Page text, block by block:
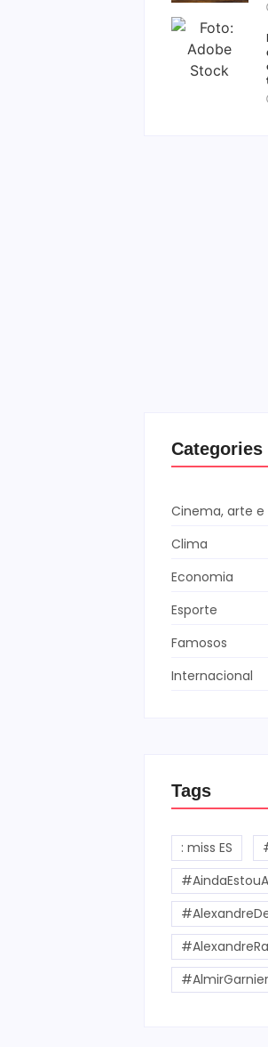
Categories
Cinema, arte
Clima
Economia
Esporte
Famosos
Internacional
Tags
: miss ES
#AlmirGarnier